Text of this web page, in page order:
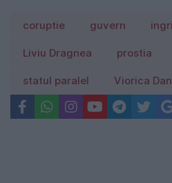
coruptie guvern
Liviu Dragnea prostia
statul paralel Viorica